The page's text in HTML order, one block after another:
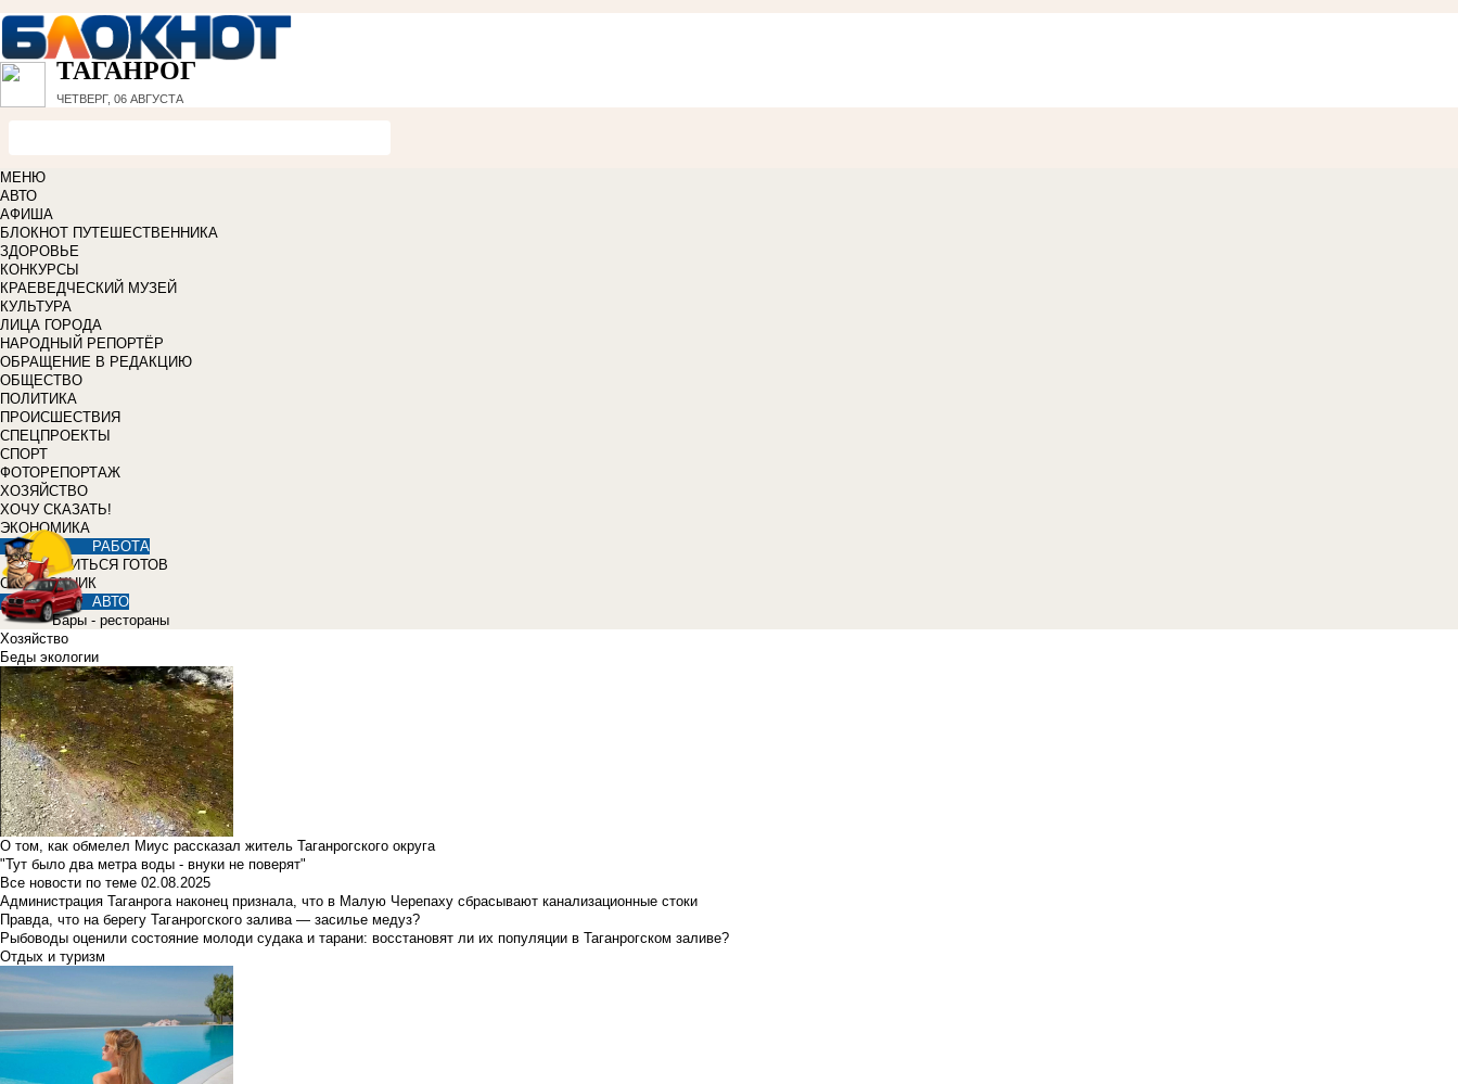
ТАГАНРОГ
ЧЕТВЕРГ, 06 АВГУСТА
МЕНЮ
АВТО
АФИША
БЛОКНОТ ПУТЕШЕСТВЕННИКА
ЗДОРОВЬЕ
КОНКУРСЫ
КРАЕВЕДЧЕСКИЙ МУЗЕЙ
КУЛЬТУРА
ЛИЦА ГОРОДА
НАРОДНЫЙ РЕПОРТЁР
ОБРАЩЕНИЕ В РЕДАКЦИЮ
ОБЩЕСТВО
ПОЛИТИКА
ПРОИСШЕСТВИЯ
СПЕЦПРОЕКТЫ
СПОРТ
ФОТОРЕПОРТАЖ
ХОЗЯЙСТВО
ХОЧУ СКАЗАТЬ!
ЭКОНОМИКА
РАБОТА
УЧИТЬСЯ ГОТОВ
СПРАВОЧНИК
АВТО
Бары - рестораны
Хозяйство
Беды экологии
О том, как обмелел Миус рассказал житель Таганрогского округа
"Тут было два метра воды - внуки не поверят"
Все новости по теме 02.08.2025
Администрация Таганрога наконец признала, что в Малую Черепаху сбрасывают канализационные стоки
Правда, что на берегу Таганрогского залива — засилье медуз?
Рыбоводы оценили состояние молоди судака и тарани: восстановят ли их популяции в Таганрогском заливе?
Отдых и туризм